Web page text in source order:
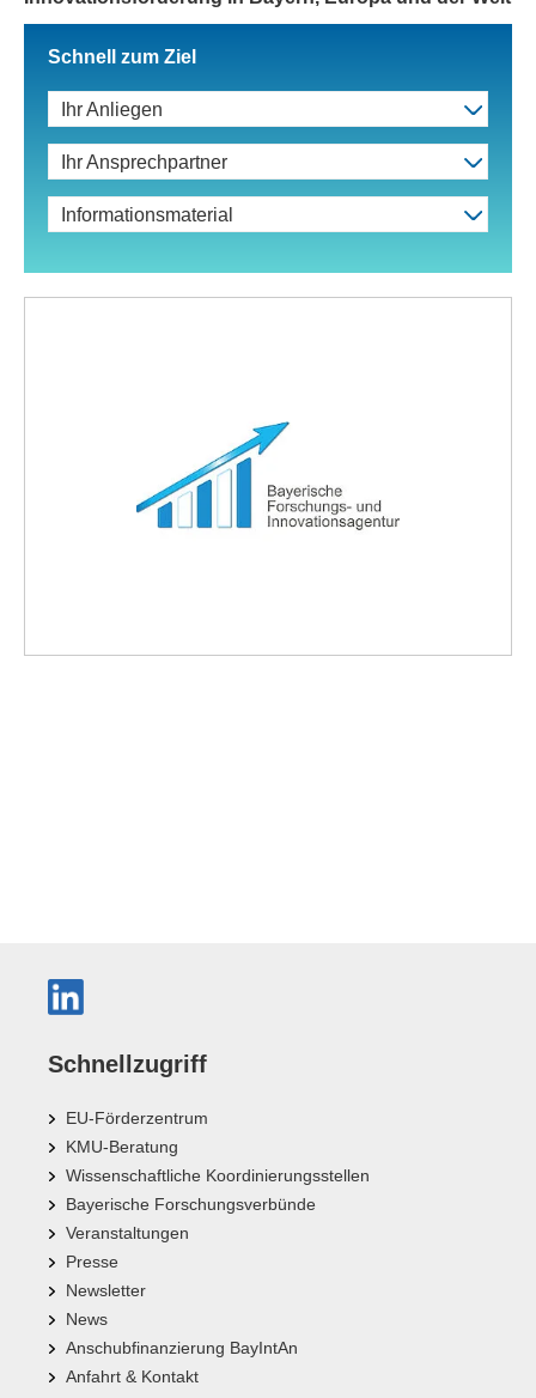
Schnell zum Ziel
Ihr Anliegen
Ihr Ansprechpartner
Informationsmaterial
Schnellzugriff
EU-Förderzentrum
KMU-Beratung
Wissenschaftliche Koordinierungsstellen
Bayerische Forschungsverbünde
Veranstaltungen
Presse
Newsletter
News
Anschubfinanzierung BayIntAn
Anfahrt & Kontakt